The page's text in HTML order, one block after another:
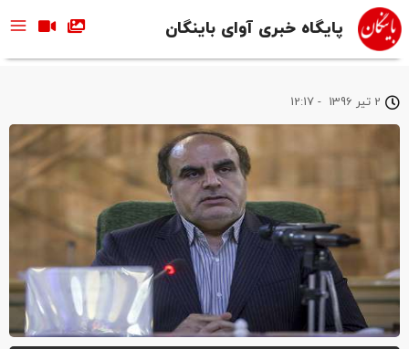
پایگاه خبری آوای باینگان
2 تیر 1396 -
12:17